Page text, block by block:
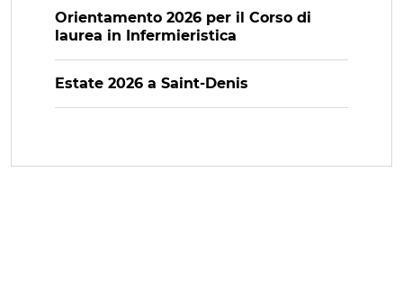
Orientamento 2026 per il Corso di
laurea in Infermieristica
Estate 2026 a Saint-Denis